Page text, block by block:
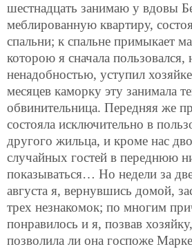
шестнадцать занимаю у вдовы
меблированную квартиру,
спальни; к спальне примыкает
которою я сначала пользовался,
ненадобностью, уступил
месяцев каморку эту занимала
обвинительница. Передняя же
состояла исключительно в
другого жильца, и кроме нас
случайных гостей в переднюю
показываться… Но недели за
августа я, вернувшись домой,
трех незнакомок; по многим
понравилось и я, позвав
позволила ли она госпоже